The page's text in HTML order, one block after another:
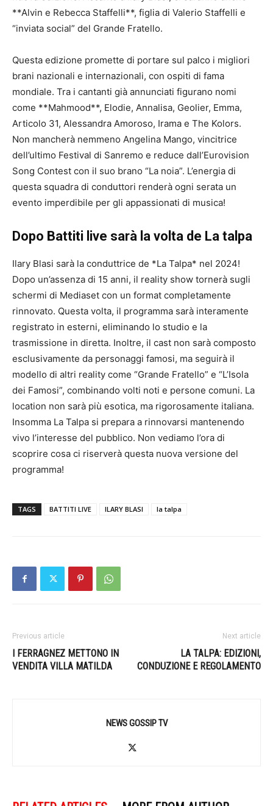
**Alvin e Rebecca Staffelli**, figlia di Valerio Staffelli e
“inviata social” del Grande Fratello.
Questa edizione promette di portare sul palco i migliori
brani nazionali e internazionali, con ospiti di fama
mondiale. Tra i cantanti già annunciati figurano nomi
come **Mahmood**, Elodie, Annalisa, Geolier, Emma,
Articolo 31, Alessandra Amoroso, Irama e The Kolors.
Non mancherà nemmeno Angelina Mango, vincitrice
dell’ultimo Festival di Sanremo e reduce dall’Eurovision
Song Contest con il suo brano “La noia”. L’energia di
questa squadra di conduttori renderà ogni serata un
evento imperdibile per gli appassionati di musica!
Dopo Battiti live sarà la volta de La talpa
Ilary Blasi sarà la conduttrice de *La Talpa* nel 2024!
Dopo un’assenza di 15 anni, il reality show tornerà sugli
schermi di Mediaset con un format completamente
rinnovato. Questa volta, il programma sarà interamente
registrato in esterni, eliminando lo studio e la
trasmissione in diretta. Inoltre, il cast non sarà composto
esclusivamente da personaggi famosi, ma seguirà il
modello di altri reality come “Grande Fratello” e “L’Isola
dei Famosi”, combinando volti noti e persone comuni. La
location non sarà più esotica, ma rigorosamente italiana.
Insomma La Talpa si prepara a rinnovarsi mantenendo
vivo l’interesse del pubblico. Non vediamo l’ora di
scoprire cosa ci riserverà questa nuova versione del
programma!
TAGS BATTITI LIVE ILARY BLASI la talpa
Previous article
I FERRAGNEZ METTONO IN
VENDITA VILLA MATILDA
Next article
LA TALPA: EDIZIONI,
CONDUZIONE E REGOLAMENTO
NEWS GOSSIP TV